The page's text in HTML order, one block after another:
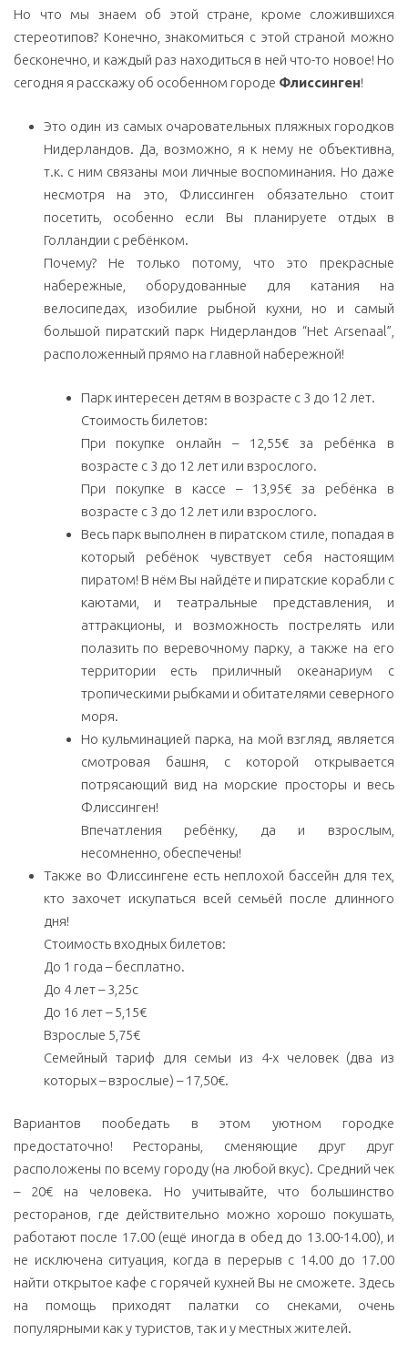
Но что мы знаем об этой стране, кроме сложившихся
стереотипов? Конечно, знакомиться с этой страной можно
бесконечно, и каждый раз находиться в ней что-то новое! Но
сегодня я расскажу об особенном городе Флиссинген!
Это один из самых очаровательных пляжных городков
Нидерландов. Да, возможно, я к нему не объективна,
т.к. с ним связаны мои личные воспоминания. Но даже
несмотря на это, Флиссинген обязательно стоит
посетить, особенно если Вы планируете отдых в
Голландии с ребёнком.
Почему? Не только потому, что это прекрасные
набережные, оборудованные для катания на
велосипедах, изобилие рыбной кухни, но и самый
большой пиратский парк Нидерландов “Het Arsenaal”,
расположенный прямо на главной набережной!
Парк интересен детям в возрасте с 3 до 12 лет.
Стоимость билетов:
При покупке онлайн – 12,55€ за ребёнка в
возрасте с 3 до 12 лет или взрослого.
При покупке в кассе – 13,95€ за ребёнка в
возрасте с 3 до 12 лет или взрослого.
Весь парк выполнен в пиратском стиле, попадая в
который ребёнок чувствует себя настоящим
пиратом! В нём Вы найдёте и пиратские корабли с
каютами, и театральные представления, и
аттракционы, и возможность пострелять или
полазить по веревочному парку, а также на его
территории есть приличный океанариум с
тропическими рыбками и обитателями северного
моря.
Но кульминацией парка, на мой взгляд, является
смотровая башня, с которой открывается
потрясающий вид на морские просторы и весь
Флиссинген!
Впечатления ребёнку, да и взрослым,
несомненно, обеспечены!
Также во Флиссингене есть неплохой бассейн для тех,
кто захочет искупаться всей семьёй после длинного
дня!
Стоимость входных билетов:
До 1 года – бесплатно.
До 4 лет – 3,25c
До 16 лет – 5,15€
Взрослые 5,75€
Семейный тариф для семьи из 4-х человек (два из
которых – взрослые) – 17,50€.
Вариантов пообедать в этом уютном городке
предостаточно! Рестораны, сменяющие друг друг
расположены по всему городу (на любой вкус). Средний чек
– 20€ на человека. Но учитывайте, что большинство
ресторанов, где действительно можно хорошо покушать,
работают после 17.00 (ещё иногда в обед до 13.00-14.00), и
не исключена ситуация, когда в перерыв с 14.00 до 17.00
найти открытое кафе с горячей кухней Вы не сможете. Здесь
на помощь приходят палатки со снеками, очень
популярными как у туристов, так и у местных жителей.